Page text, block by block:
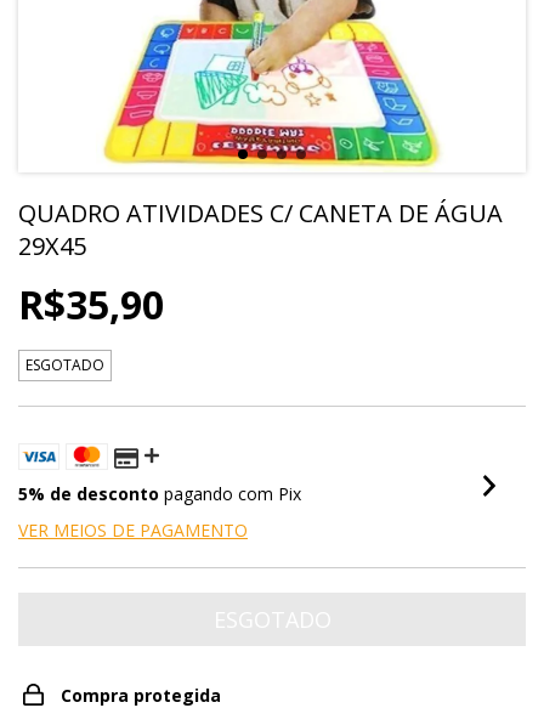
QUADRO ATIVIDADES C/ CANETA DE ÁGUA
29X45
R$35,90
ESGOTADO
5% de desconto pagando com Pix
VER MEIOS DE PAGAMENTO
Compra protegida